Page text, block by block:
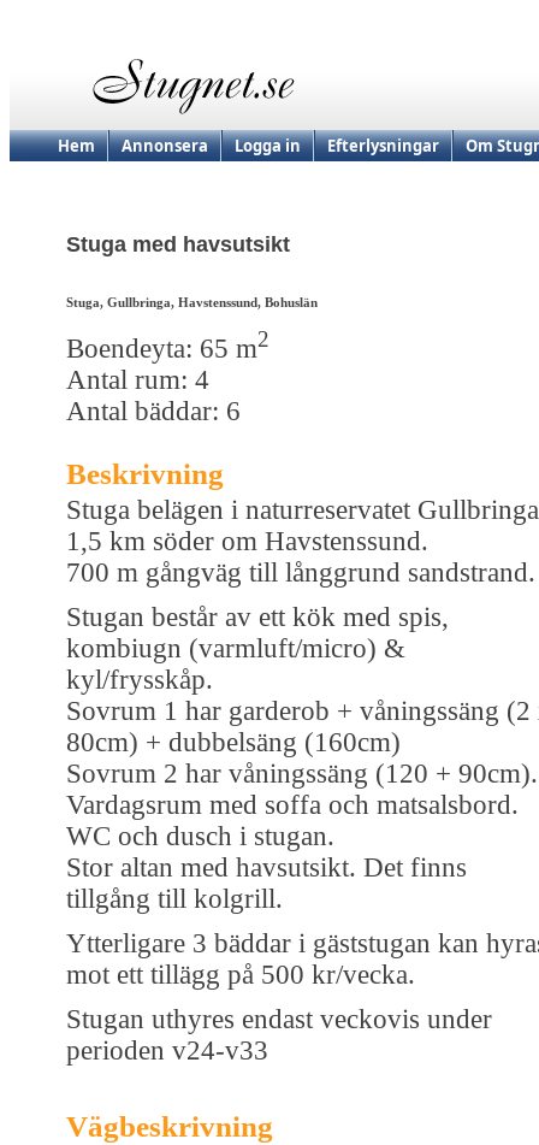
Hem Annonsera Logga in Efterlysningar Om
Stuga med havsutsikt
Stuga, Gullbringa, Havstenssund, Bohuslän
Boendeyta: 65 m2
Antal rum: 4
Antal bäddar: 6
Beskrivning
Stuga belägen i naturreservatet Gullbringa
1,5 km söder om Havstenssund.
700 m gångväg till långgrund sandstrand.
Stugan består av ett kök med spis,
kombiugn (varmluft/micro) &
kyl/frysskåp.
Sovrum 1 har garderob + våningssäng (2
80cm) + dubbelsäng (160cm)
Sovrum 2 har våningssäng (120 + 90cm).
Vardagsrum med soffa och matsalsbord.
WC och dusch i stugan.
Stor altan med havsutsikt. Det finns
tillgång till kolgrill.
Ytterligare 3 bäddar i gäststugan kan
mot ett tillägg på 500 kr/vecka.
Stugan uthyres endast veckovis under
perioden v24-v33
Vägbeskrivning